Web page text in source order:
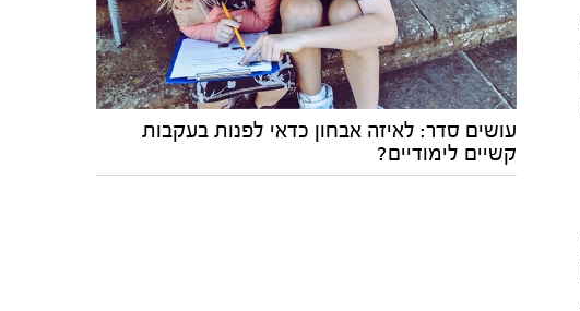
עושים סדר: לאיזה אבחון כדאי לפנות בעקבות
קשיים לימודיים?